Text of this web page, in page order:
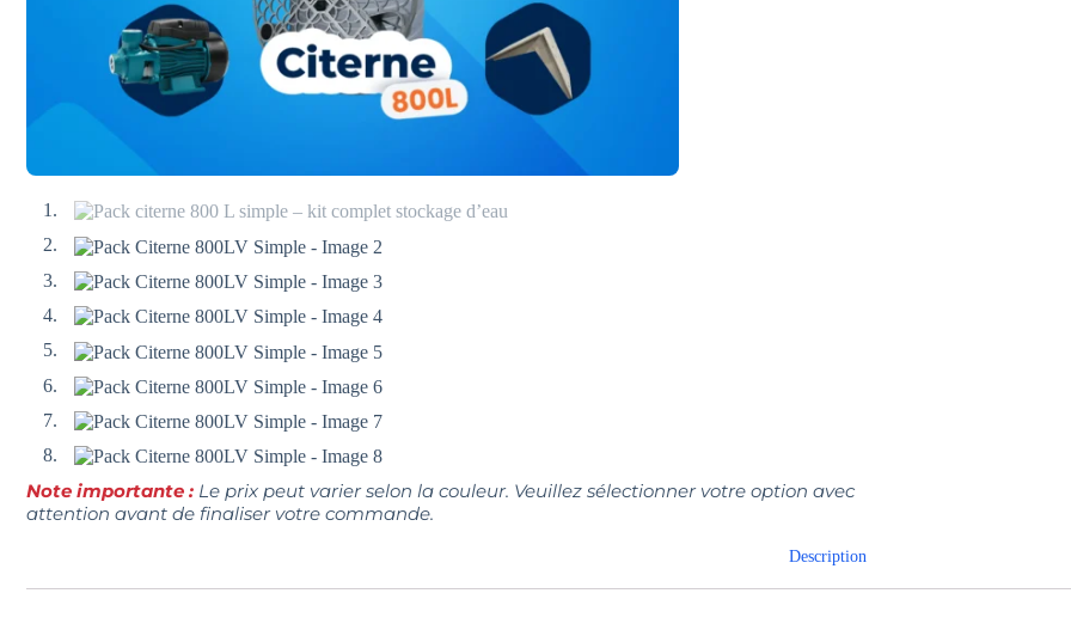
Note importante : Le prix peut varier selon la couleur. Veuillez sélectionner votre option avec
attention avant de finaliser votre commande.
Description